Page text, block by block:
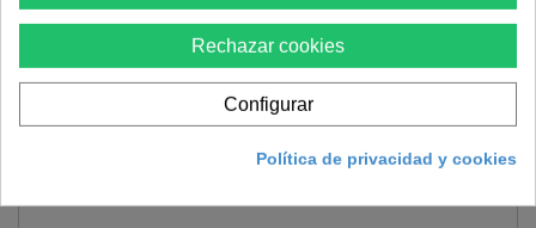
Rechazar cookies
Configurar
Política de privacidad y cookies